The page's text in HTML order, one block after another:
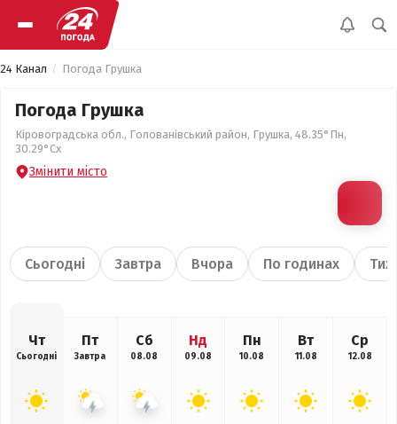
24 Канал Погода Грушка
Погода Грушка
Кіровоградська обл., Голованівський район, Грушка, 48.35°Пн,
30.29°Сх
Змінити місто
Сьогодні Завтра Вчора По годинах
Чт
Сьогодні
Пт
Завтра
Сб
08.08
Нд
09.08
Пн
10.08
Вт
11.08
Ср
12.08